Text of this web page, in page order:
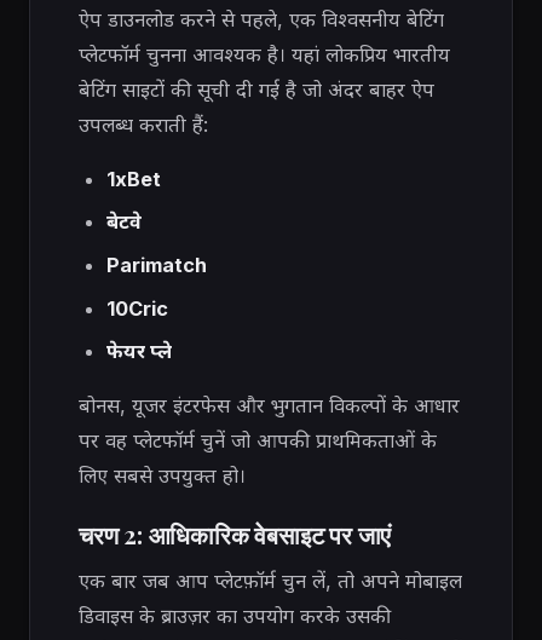
ऐप डाउनलोड करने से पहले, एक विश्वसनीय बेटिंग
प्लेटफॉर्म चुनना आवश्यक है। यहां लोकप्रिय भारतीय
बेटिंग साइटों की सूची दी गई है जो अंदर बाहर ऐप
उपलब्ध कराती हैं:
1xBet
बेटवे
Parimatch
10Cric
फेयर प्ले
बोनस, यूजर इंटरफेस और भुगतान विकल्पों के आधार
पर वह प्लेटफॉर्म चुनें जो आपकी प्राथमिकताओं के
लिए सबसे उपयुक्त हो।
चरण 2: आधिकारिक वेबसाइट पर जाएं
एक बार जब आप प्लेटफ़ॉर्म चुन लें, तो अपने मोबाइल
डिवाइस के ब्राउज़र का उपयोग करके उसकी